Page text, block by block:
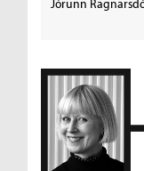
Jórunn